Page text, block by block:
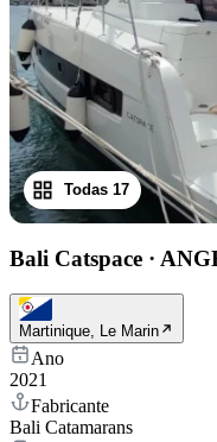
Todas 17
Bali Catspace ·
Martinique, Le Marin
Ano
2021
Fabricante
Bali Catamarans